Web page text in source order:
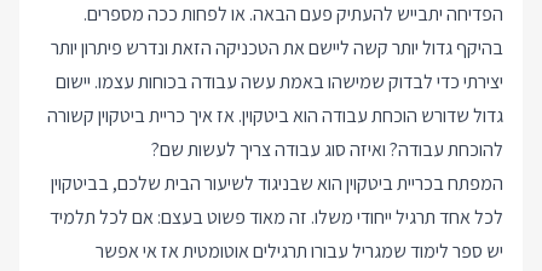
הפדיחה יתבייש להעתיק פעם הבאה. או לפחות ככה מספרים.
בהיקף גדול יותר קשה ליישם את הטכניקה הזאת ונדרש פיתרון יותר
יצירתי כדי לבדוק שמישהו באמת עשה עבודה בכוחות עצמו. יישום
גדול שדורש הוכחת עבודה הוא ביטקוין. אז איך כריית ביטקוין קשורה
להוכחת עבודה? ואיזה סוג עבודה צריך לעשות שם?
המפתח בכריית ביטקוין הוא שבניגוד לשיעור הבית שלכם, בביטקוין
לכל אחד תרגיל ייחודי משלו. זה מאוד פשוט בעצם: אם לכל תלמיד
יש ספר לימוד שמגריל עבורו תרגילים אוטומטית אז אי אפשר